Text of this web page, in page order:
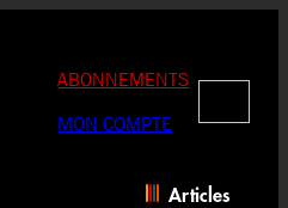
ABONNEMENTS
MON COMPTE
Articles